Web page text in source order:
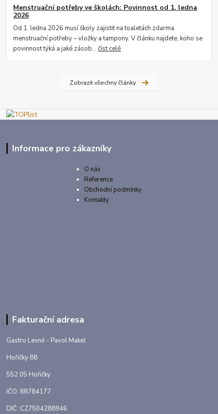
Menstruační potřeby ve školách: Povinnost od 1. ledna
2026
Od 1. ledna 2026 musí školy zajistit na toaletách zdarma
menstruační potřeby – vložky a tampony. V článku najdete, koho se
povinnost týká a jaké zásob...číst celé
Zobrazit všechny články
Informace pro zákazníky
O nás
Reference
Obchodní podmínky
Kontakty
Fakturační adresa
Gastro Levně - Pavol Makeľ
Hořičky 88
552 05 Hořičky
IČO: 88784177
DIČ: CZ7504288946